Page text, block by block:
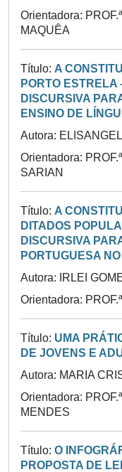
Orientadora:
MAQUÊA
Título: A
PORTO ESTRELA
DISCURSIVA
ENSINO DE
Autora:
Orientadora:
SARIAN
Título: A
DITADOS
DISCURSIVA
PORTUGUESA
Autora: IRLEI
Orientadora:
Título: UMA
DE JOVENS E
Autora: MARIA
Orientadora:
MENDES
Título: O
PROPOSTA DE